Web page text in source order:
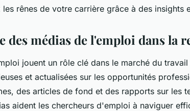
les rênes de votre carrière grâce à des insights
des médias de l'emploi dans la
jouent un rôle clé dans le marché du
et actualisées sur les opportunités
des articles de fond et des rapports sur les
aident les chercheurs d'emploi à naviguer